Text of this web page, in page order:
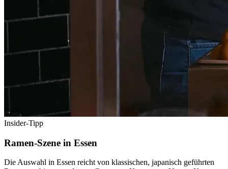
Insider-Tipp
Ramen-Szene in Essen
Die Auswahl in Essen reicht von klassischen, japanisch geführten